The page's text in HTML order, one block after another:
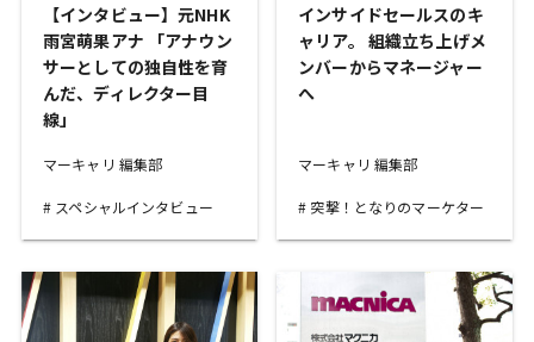
【インタビュー】元NHK
雨宮萌果アナ 「アナウン
サーとしての独自性を育
んだ、ディレクター目
線」
マーキャリ 編集部
スペシャルインタビュー
インサイドセールスのキ
ャリア。 組織立ち上げメ
ンバーからマネージャー
へ
マーキャリ 編集部
突撃！となりのマーケター